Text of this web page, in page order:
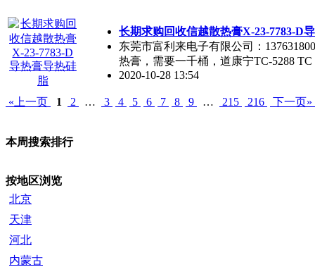
长期求购回收信越散热膏X-23-7783-D
东莞市富利来电子有限公司：
热膏，需要一千桶，道康宁TC-5288 TC
2020-10-28 13:54
«上一页 1 2 … 3 4 5 6 7 8 9 … 215 216 下一页»
本周搜索排行
按地区浏览
北京
天津
河北
内蒙古